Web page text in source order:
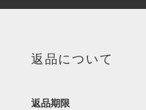
返品について
返品期限